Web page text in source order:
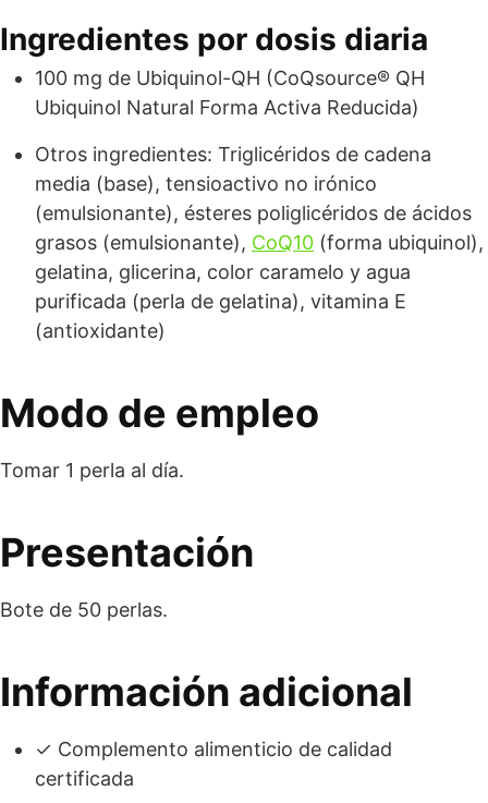
Ingredientes por dosis diaria
100 mg de Ubiquinol-QH (CoQsource® QH
Ubiquinol Natural Forma Activa Reducida)
Otros ingredientes: Triglicéridos de cadena
media (base), tensioactivo no irónico
(emulsionante), ésteres poliglicéridos de ácidos
grasos (emulsionante), CoQ10 (forma ubiquinol),
gelatina, glicerina, color caramelo y agua
purificada (perla de gelatina), vitamina E
(antioxidante)
Modo de empleo
Tomar 1 perla al día.
Presentación
Bote de 50 perlas.
Información adicional
✓ Complemento alimenticio de calidad
certificada